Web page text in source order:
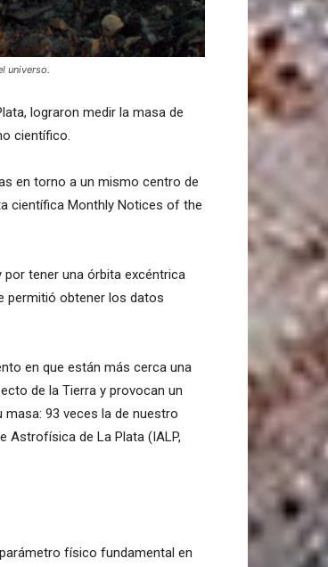
universo.
lograron medir la masa de
científico.
en torno a un mismo centro de
científica Monthly Notices of the
tener una órbita excéntrica
permitió obtener los datos
en que están más cerca una
de la Tierra y provocan un
masa: 93 veces la de nuestro
Astrofísica de La Plata (IALP,
físico fundamental en